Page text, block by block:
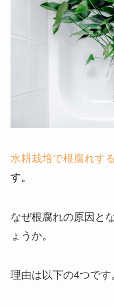
水耕栽培で根腐れす
す。
なぜ根腐れの原因と
ょうか。
理由は以下の4つです